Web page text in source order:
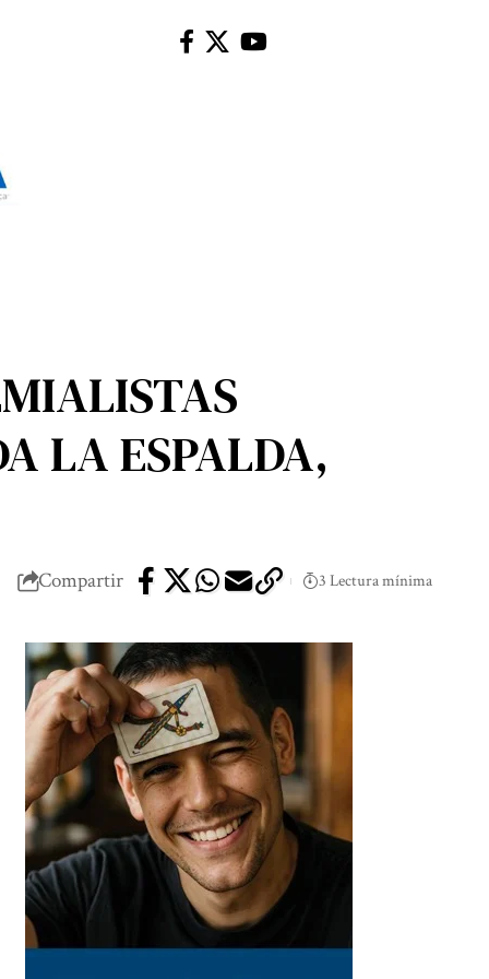
LA ESPALDA,
Compartir 3 Lectura mínima